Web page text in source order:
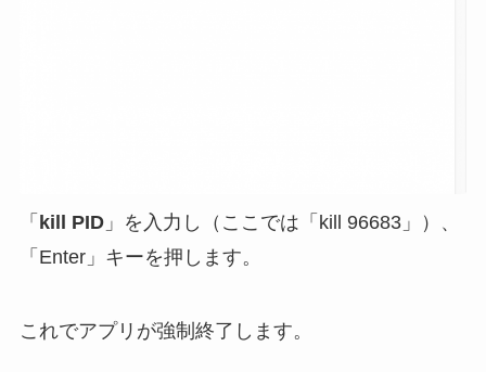
「 kill PID」を入力し（ここでは「kill 96683」）、
「Enter」キーを押します。
これでアプリが強制終了します。